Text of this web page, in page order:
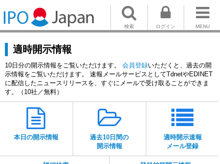
MENU
ログイン
検索
適時開示情報
10日分の開示情報をご覧いただけます。 会員登録いただくと、過去の開
示情報をご覧いただけます。 速報メールサービスとしてTdnetやEDINET
に配信したニュースリリースを、すぐにメールで受け取ることができま
す。（10社／無料）
本日の開示情報
過去10日間の
開示情報
適時開示速報
メール登録